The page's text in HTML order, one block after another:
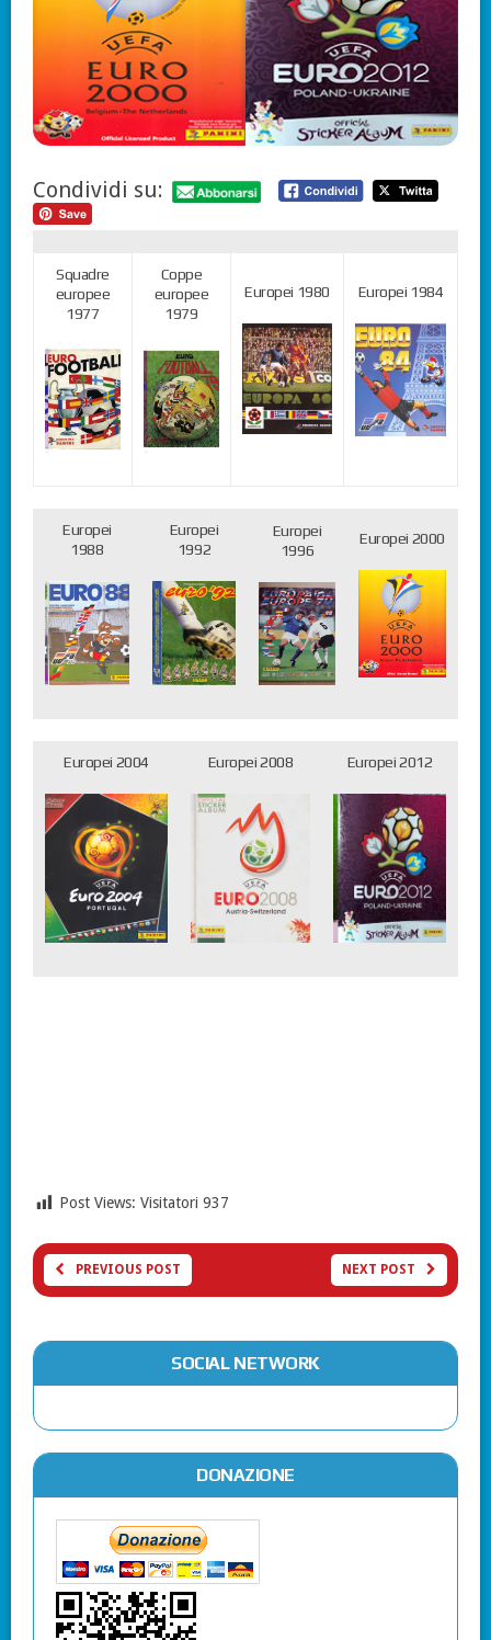
Condividi su:
Squadre
europee
1977
Coppe
europee
1979
Europei 1980 Europei 1984
Europei
1988
Europei
1992
Europei
1996
Europei 2000
Europei 2004 Europei 2008 Europei 2012
Post Views: Visitatori 937
PREVIOUS POST NEXT POST
SOCIAL NETWORK
DONAZIONE